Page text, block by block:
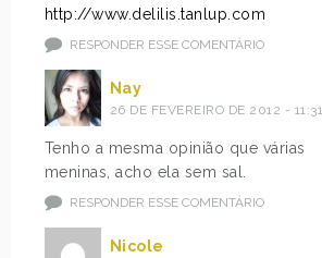
http://www.delilis.tanlup.com
RESPONDER ESSE COMENTÁRIO
Nay
26 DE FEVEREIRO DE 2012 - 11:31
Tenho a mesma opinião que várias
meninas, acho ela sem sal.
RESPONDER ESSE COMENTÁRIO
Nicole